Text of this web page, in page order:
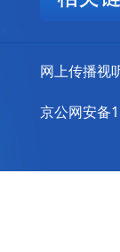
网上传播视
京公网安备